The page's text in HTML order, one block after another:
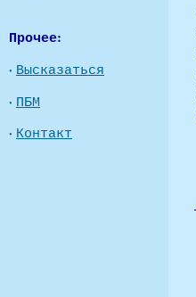
Прочее:
· Высказаться
· ПБМ
· Контакт